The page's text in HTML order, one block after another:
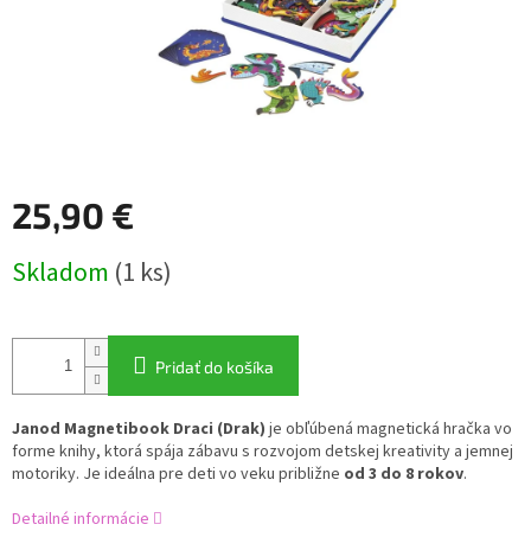
25,90 €
cena:
Skladom (1 ks)
Pridať do košíka
Janod Magnetibook Draci (Drak) je obľúbená magnetická hračka vo
forme knihy, ktorá spája zábavu s rozvojom detskej kreativity a jemnej
motoriky. Je ideálna pre deti vo veku približne od 3 do 8 rokov.
Detailné informácie